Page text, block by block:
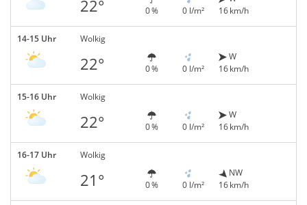
22° 0 % 0 l/m²
16 km/h
14-15 Uhr Wolkig
22° 0 % 0 l/m²
W
16 km/h
15-16 Uhr Wolkig
22° 0 % 0 l/m²
W
16 km/h
16-17 Uhr Wolkig
21° 0 % 0 l/m²
NW
16 km/h